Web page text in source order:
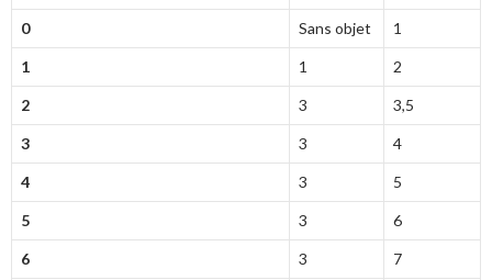
0 Sans objet 1
1 1 2
2 3 3,5
3 3 4
4 3 5
5 3 6
6 3 7